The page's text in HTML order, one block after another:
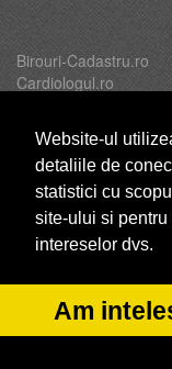
Website-ul
detaliile de
statistici cu
site-ului si
intereselor dvs.
Am
Birouri-Cadastru.ro
Cardiologul.ro
Brutari
Club de Sport
CentruInchirieri.ro
© 2014-2026 -